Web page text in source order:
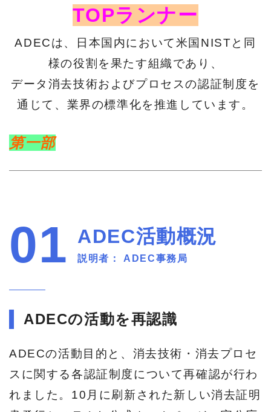
TOPランナー
ADECは、日本国内において米国NISTと同
様の役割を果たす組織であり、
データ消去技術およびプロセスの認証制度を
通じて、業界の標準化を推進しています。
第一部
01 ADEC活動概況
説明者： ADEC事務局
ADECの活動を再認識
ADECの活動目的と、消去技術・消去プロセ
スに関する各認証制度について再確認が行わ
れました。10月に刷新された新しい消去証明